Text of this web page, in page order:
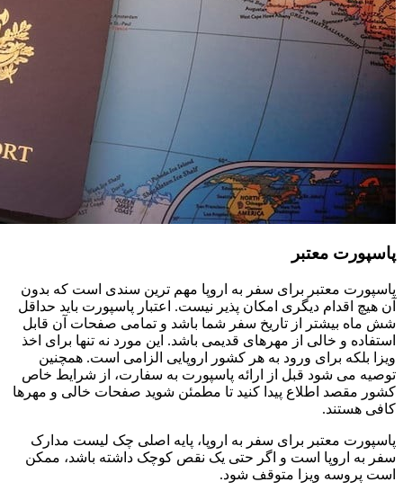
پاسپورت معتبر
پاسپورت معتبر برای سفر به اروپا مهم ترین سندی است که بدون
آن هیچ اقدام دیگری امکان پذیر نیست. اعتبار پاسپورت باید حداقل
شش ماه بیشتر از تاریخ سفر شما باشد و تمامی صفحات آن قابل
استفاده و خالی از مهرهای قدیمی باشد. این مورد نه تنها برای اخذ
ویزا بلکه برای ورود به هر کشور اروپایی الزامی است. همچنین
توصیه می شود قبل از ارائه پاسپورت به سفارت، از شرایط خاص
کشور مقصد اطلاع پیدا کنید تا مطمئن شوید صفحات خالی و مهرها
کافی هستند.
پاسپورت معتبر برای سفر به اروپا، پایه اصلی چک لیست مدارک
سفر به اروپا است و اگر حتی یک نقص کوچک داشته باشد، ممکن
است پروسه ویزا متوقف شود.